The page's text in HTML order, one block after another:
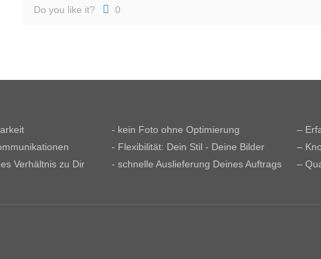
Do you like it? 0
Verhältnis zu Dir
- kein Foto ohne Optimierung
- Flexibilität: Dein Stil - Deine Bilder
- schnelle Auslieferung Deines Auftrags
–
–
–